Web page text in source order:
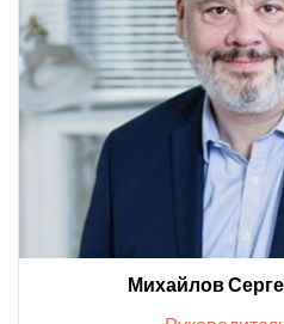
Михайлов